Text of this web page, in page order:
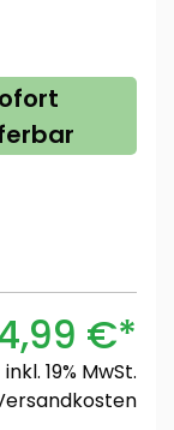
€*
inkl. 19% MwSt.